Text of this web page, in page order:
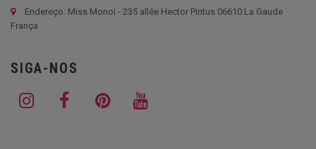
Endereço: Miss Monoi - 235 allée Hector Pintus 06610 La Gaude
França
SIGA-NOS